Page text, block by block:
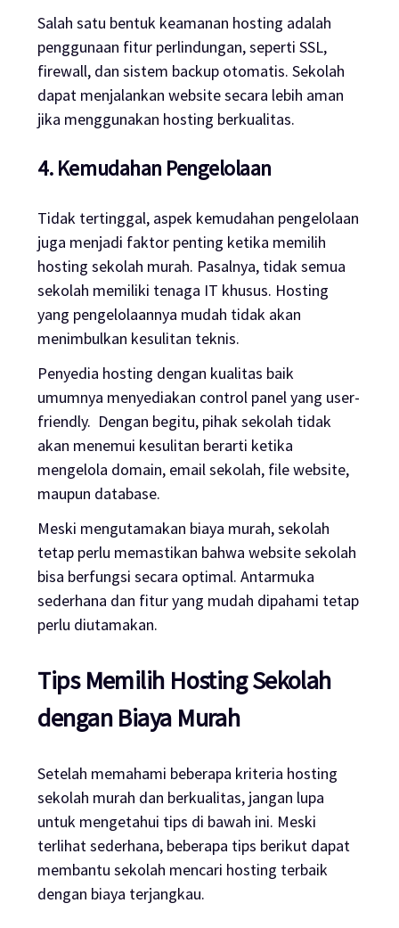
Salah satu bentuk keamanan hosting adalah
penggunaan fitur perlindungan, seperti SSL,
firewall, dan sistem backup otomatis. Sekolah
dapat menjalankanwebsitesecara lebih aman
jika menggunakan hosting berkualitas.
4. Kemudahan Pengelolaan
Tidak tertinggal, aspek kemudahan pengelolaan
juga menjadi faktor penting ketika memilih
hosting sekolah murah. Pasalnya, tidak semua
sekolah memiliki tenaga IT khusus. Hosting
yang pengelolaannya mudah tidak akan
menimbulkan kesulitan teknis.
Penyedia hosting dengan kualitas baik
umumnya menyediakan control panelyang user-
friendly. Dengan begitu, pihak sekolah tidak
akan menemui kesulitan berarti ketika
mengelola domain, email sekolah, filewebsite,
maupun database.
Meski mengutamakan biaya murah, sekolah
tetap perlu memastikan bahwawebsitesekolah
bisa berfungsi secara optimal. Antarmuka
sederhana dan fitur yang mudah dipahami tetap
perlu diutamakan.
TipsMemilih HostingSekolah
dengan Biaya Murah
Setelah memahami beberapa kriteria hosting
sekolah murah dan berkualitas, jangan lupa
untuk mengetahui tips di bawah ini. Meski
terlihat sederhana, beberapa tips berikut dapat
membantu sekolah mencari hosting terbaik
dengan biaya terjangkau.